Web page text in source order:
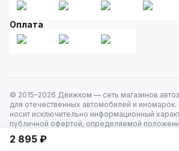
2 895 ₽
Оплата
© 2015–2026 Движком — сеть магазинов
для отечественных автомобилей и
носит исключительно информационный
публичной офертой, определяемой